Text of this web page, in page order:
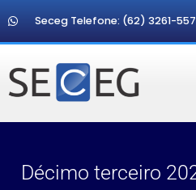
Seceg Telefone: (62) 3261-
Décimo terceiro